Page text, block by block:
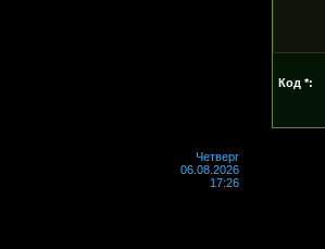
Код *:
Четверг
06.08.2026
17:26